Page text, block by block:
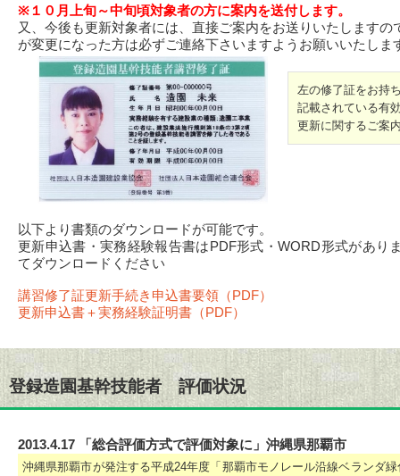
※１０月上旬～中旬頃対象者の方に案内を送付します。
又、今後も更新対象者には、直接ご案内をお送りいたしますの
が変更になった方は必ずご連絡下さいますようお願いいたしま
左の修了証をお持
記載されている有
更新に関するご案
以下より書類のダウンロードが可能です。
更新申込書・実務経験報告書はPDF形式・WORD形式があり
てダウンロードください
講習修了証更新手続き申込書要領（PDF）
更新申込書＋実務経験証明書（PDF）
登録造園基幹技能者 評価状況
2013.4.17 「総合評価方式で評価対象に」沖縄県那覇市
沖縄県那覇市が発注する平成24年度「那覇市モノレール沿線ベランダ